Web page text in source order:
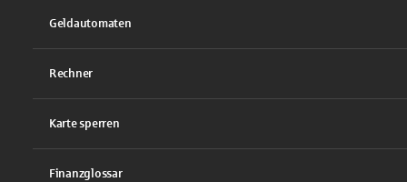
Geldautomaten
Rechner
Karte sperren
Finanzglossar